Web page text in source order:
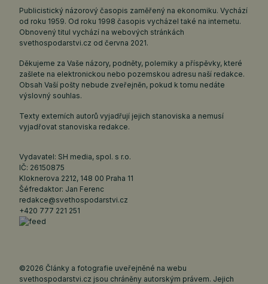
Publicistický názorový časopis zaměřený na ekonomiku. Vychází
od roku 1959. Od roku 1998 časopis vycházel také na internetu.
Obnovený titul vychází na webových stránkách
svethospodarstvi.cz od června 2021.
Děkujeme za Vaše názory, podněty, polemiky a příspěvky, které
zašlete na elektronickou nebo pozemskou adresu naší redakce.
Obsah Vaší pošty nebude zveřejněn, pokud k tomu nedáte
výslovný souhlas.
Texty externích autorů vyjadřují jejich stanoviska a nemusí
vyjadřovat stanoviska redakce.
Vydavatel: SH media, spol. s r.o.
IČ: 26150875
Kloknerova 2212, 148 00 Praha 11
Šéfredaktor: Jan Ferenc
redakce@svethospodarstvi.cz
+420 777 221 251
©2026 Články a fotografie uveřejněné na webu
svethospodarstvi.cz jsou chráněny autorským právem. Jejich